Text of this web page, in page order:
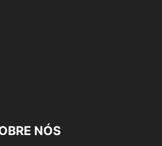
NÓS